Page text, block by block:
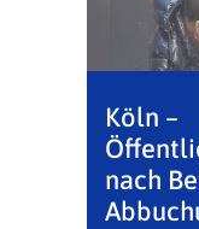
Köln –
nach